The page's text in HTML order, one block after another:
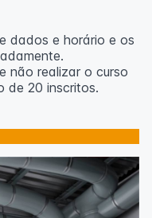
dados e horário e os
não realizar o curso
de 20 inscritos.